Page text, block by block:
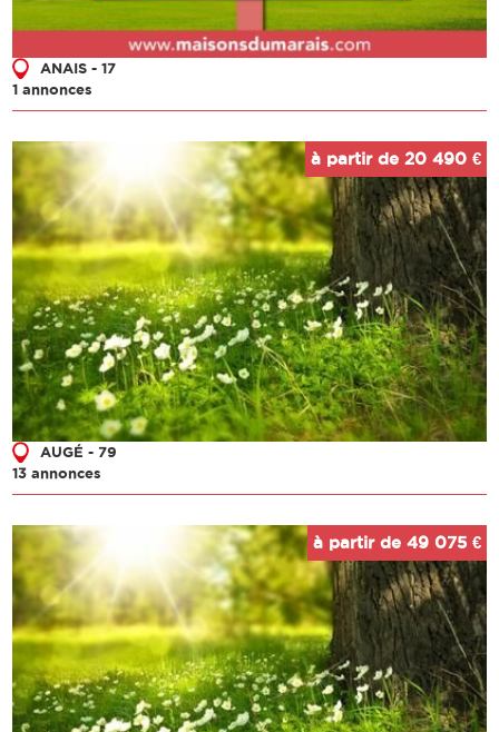
ANAIS - 17
1 annonces
AUGÉ - 79
13 annonces
à partir de 20 490 €
à partir de 49 075 €